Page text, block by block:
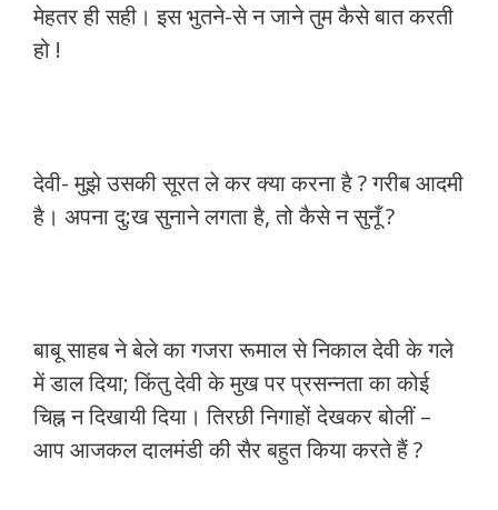
मेहतर ही सही। इस भुतने-से न जाने तुम कैसे बात करती
हो !
देवी- मुझे उसकी सूरत ले कर क्या करना है ? गरीब आदमी
है। अपना दु:ख सुनाने लगता है, तो कैसे न सुनूँ ?
बाबू साहब ने बेले का गजरा रूमाल से निकाल देवी के गले
में डाल दिया; किंतु देवी के मुख पर प्रसन्नता का कोई
चिह्न न दिखायी दिया। तिरछी निगाहों देखकर बोलीं –
आप आजकल दालमंडी की सैर बहुत किया करते हैं ?